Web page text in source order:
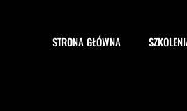
STRONA GŁÓWNA